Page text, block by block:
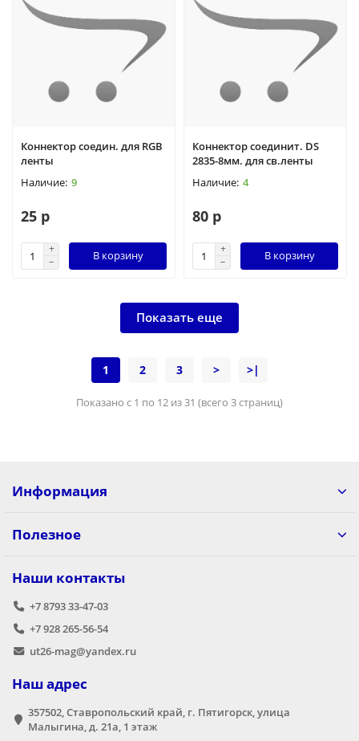
Коннектор соедин. для RGB
ленты
9
25 р
В корзину
Коннектор соединит. DS
2835-8мм. для св.ленты
4
80 р
В корзину
Показать еще
1 2 3 > >|
Показано с 1 по 12 из 31 (всего 3 страниц)
Информация
Полезное
Наши контакты
+7 8793 33-47-03
+7 928 265-56-54
ut26-mag@yandex.ru
Наш адрес
357502, Ставропольский край, г. Пятигорск, улица
Малыгина, д. 21а,​ 1 этаж